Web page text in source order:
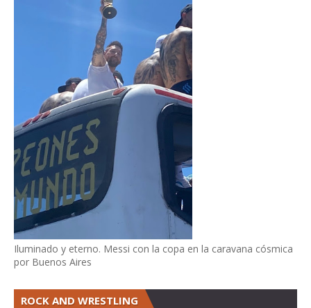
Iluminado y eterno. Messi con la copa en la caravana cósmica
por Buenos Aires
ROCK AND WRESTLING